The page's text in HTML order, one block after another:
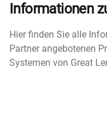
Informationen
Hier finden Sie alle
Partner angebotenen
Systemen von Great